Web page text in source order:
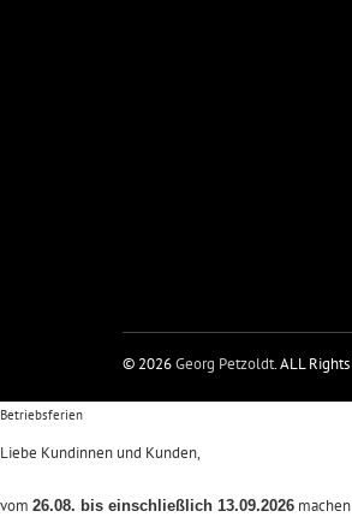
© 2026Georg Petzoldt. ALL
Betriebsferien
Liebe Kundinnen und Kunden,
vom 26.08. bis einschließlich 13.09.2026